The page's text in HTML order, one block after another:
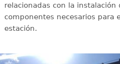
relacionadas con la
componentes necesarios para
estación.